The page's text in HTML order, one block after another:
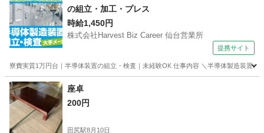
の組立・加工・プレス
時給1,450円
株式会社Harvest Biz Career 仙台営業所
提携サイト
寮費実質1万円台｜半導体装置の組立・検査｜未経験OK 仕事内容 ＼半導体製造装置
宮城 その他
座卓
200円
田尻駅8月10日